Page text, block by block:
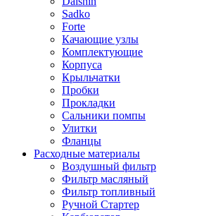
Sadko
Forte
Качающие узлы
Комплектующие
Корпуса
Крыльчатки
Пробки
Прокладки
Сальники помпы
Улитки
Фланцы
Расходные материалы
Воздушный фильтр
Фильтр масляный
Фильтр топливный
Ручной Стартер